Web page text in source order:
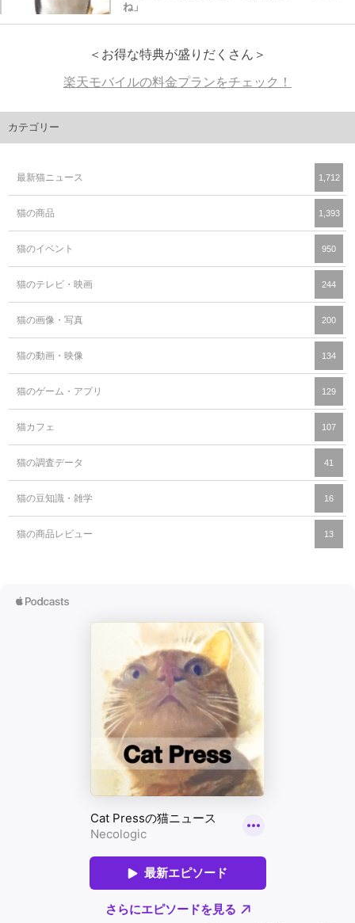
ね」
＜お得な特典が盛りだくさん＞
楽天モバイルの料金プランをチェック！
カテゴリー
最新猫ニュース 1,712
猫の商品 1,393
猫のイベント 950
猫のテレビ・映画 244
猫の画像・写真 200
猫の動画・映像 134
猫のゲーム・アプリ 129
猫カフェ 107
猫の調査データ 41
猫の豆知識・雑学 16
猫の商品レビュー 13